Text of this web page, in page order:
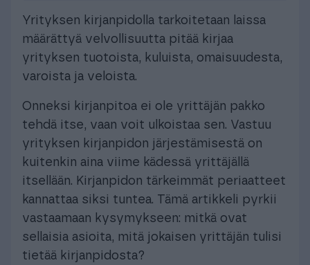
Yrityksen kirjanpidolla tarkoitetaan laissa
määrättyä velvollisuutta pitää kirjaa
yrityksen tuotoista, kuluista, omaisuudesta,
varoista ja veloista.
Onneksi kirjanpitoa ei ole yrittäjän pakko
tehdä itse, vaan voit ulkoistaa sen. Vastuu
yrityksen kirjanpidon järjestämisestä on
kuitenkin aina viime kädessä yrittäjällä
itsellään. Kirjanpidon tärkeimmät periaatteet
kannattaa siksi tuntea. Tämä artikkeli pyrkii
vastaamaan kysymykseen: mitkä ovat
sellaisia asioita, mitä jokaisen yrittäjän tulisi
tietää kirjanpidosta?